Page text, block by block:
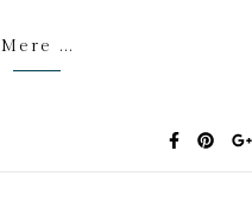
Mere ...